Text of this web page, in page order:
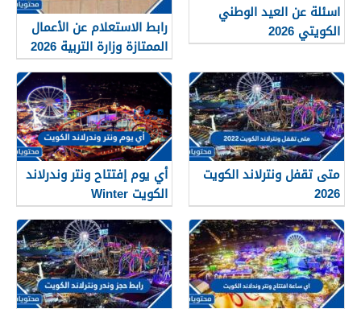
اسئلة عن العيد الوطني
الكويتي 2026
رابط الاستعلام عن الأعمال
الممتازة وزارة التربية 2026
متى تقفل ونترلاند الكويت
2026
أي يوم إفتتاح ونتر وندرلاند
الكويت Winter
Wonderland Kuwait 2026